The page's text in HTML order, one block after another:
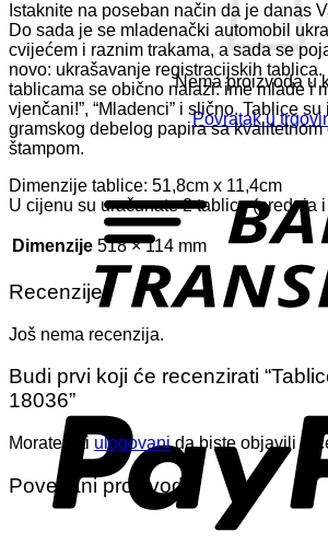
Nema proizvoda u
Povratak u
Istaknite na poseban način da je danas
Do sada je se mladenački automobil
cvijećem i raznim trakama, a sada se
novo: ukrašavanje registracijskih
tablicama se obično nalazi: ime mlade i
vjenčani!”, “Mladenci” i slično. Tablice
gramskog debelog papira sa kvalitetnom
štampom.
Dimenzije tablice: 51,8cm x 11,4cm
U cijenu su uračunate 2 tablice (prednja
Dimenzije 518 × 114 mm
Recenzije
Još nema recenzija.
Budi prvi koji će recenzirati
18036”
Morate biti ulogovanida biste objavili
Povezani proizvodi